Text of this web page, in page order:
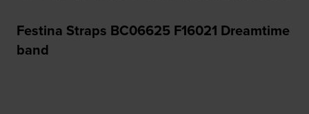
Festina Straps BC06625 F16021 Dreamtime
band